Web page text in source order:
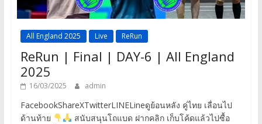
All England 2025 Live ReRun
ReRun | Final | DAY-6 | All England
2025
16/03/2025 admin
FacebookShareXTwitterLINELineดูย้อนหลัง คู่ไทย เลื่อนไป
ด้านท้าย
สนับสนุนโถแบด ฝากคลิก เก็บโค้ดแล้วไปซื้อ